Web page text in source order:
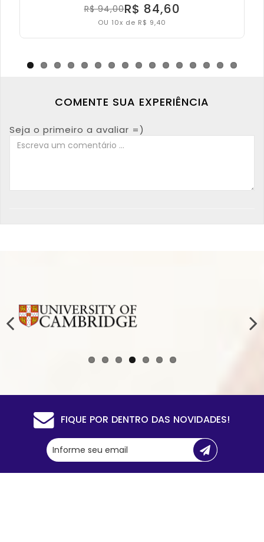
R$ 94,00R$ 84,60
OU 10x de R$ 9,40
COMENTE SUA EXPERIÊNCIA
Seja o primeiro a avaliar =)
FIQUE POR DENTRO DAS NOVIDADES!